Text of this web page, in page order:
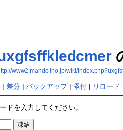
www2.mandolino.jp/wiki/
| 差分| バックアップ| 添付| リロード
ドを入力してください。